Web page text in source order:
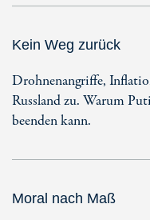
Kein Weg zurück
Drohnenangriffe,
Russland zu. Warum
beenden kann.
Moral nach Maß